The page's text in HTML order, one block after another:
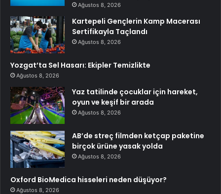
Ağustos 8, 2026
Kartepeli Gençlerin Kamp Macerası
Sertifikayla Taçlandı
Ağustos 8, 2026
Yozgat’ta Sel Hasarı: Ekipler Temizlikte
Ağustos 8, 2026
Yaz tatilinde çocuklar için hareket,
oyun ve keşif bir arada
Ağustos 8, 2026
AB’de streç filmden ketçap paketine
birçok ürüne yasak yolda
Ağustos 8, 2026
Oxford BioMedica hisseleri neden düşüyor?
Ağustos 8, 2026